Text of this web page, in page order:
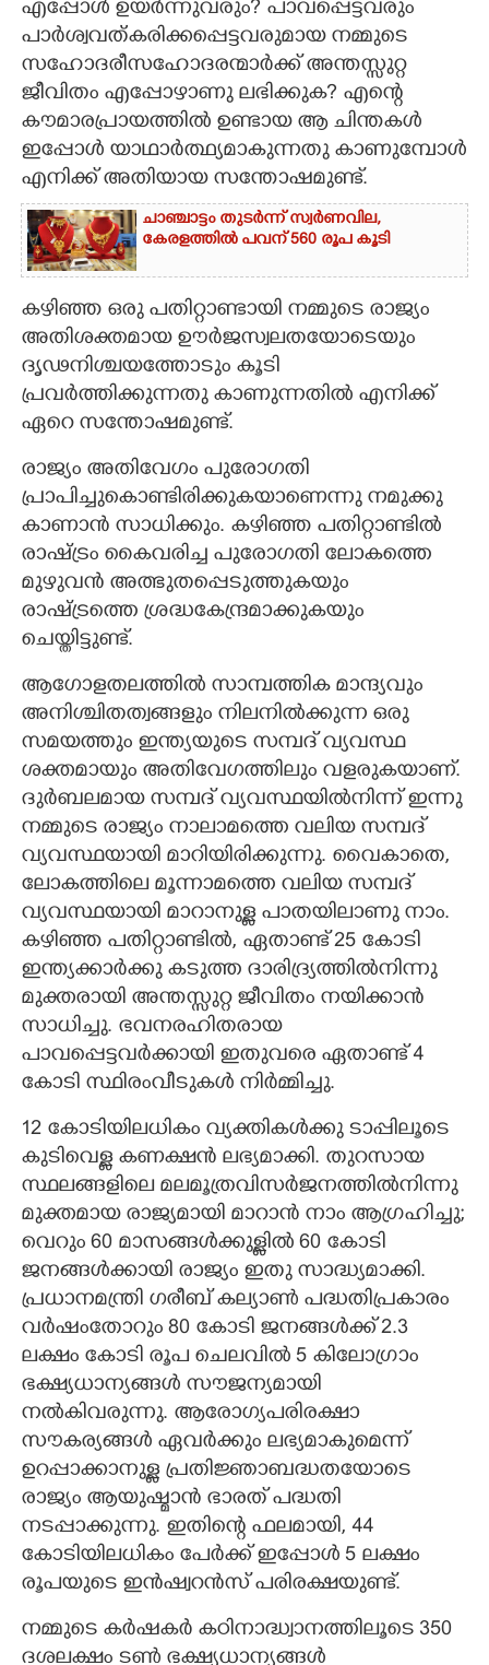
CONTACT US
എപ്പോൾ ഉയർന്നുവരും? പാവപ്പെട്ടവരും
പാർശ്വവത്കരിക്കപ്പെട്ടവരുമായ നമ്മുടെ
സഹോദരീസഹോദരന്മാർക്ക് അന്തസ്സുറ്റ
ജീവിതം എപ്പോഴാണു ലഭിക്കുക? എന്റെ
കൗമാരപ്രായത്തിൽ ഉണ്ടായ ആ ചിന്തകൾ
ഇപ്പോൾ യാഥാർത്ഥ്യമാകുന്നതു കാണുമ്പോൾ
എനിക്ക് അതിയായ സന്തോഷമുണ്ട്.
ചാഞ്ചാട്ടം തുടർന്ന് സ്വർണവില,
കേരളത്തിൽ പവന് 560 രൂപ കൂടി
കഴിഞ്ഞ ഒരു പതിറ്റാണ്ടായി നമ്മുടെ രാജ്യം
അതിശക്തമായ ഊർജസ്വലതയോടെയും
ദൃഢനിശ്ചയത്തോടും കൂടി
പ്രവർത്തിക്കുന്നതു കാണുന്നതിൽ എനിക്ക്
ഏറെ സന്തോഷമുണ്ട്.
രാജ്യം അതിവേഗം പുരോഗതി
പ്രാപിച്ചുകൊണ്ടിരിക്കുകയാണെന്നു നമുക്കു
കാണാൻ സാധിക്കും. കഴിഞ്ഞ പതിറ്റാണ്ടിൽ
രാഷ്ട്രം കൈവരിച്ച പുരോഗതി ലോകത്തെ
മുഴുവൻ അത്ഭുതപ്പെടുത്തുകയും
രാഷ്ട്രത്തെ ശ്രദ്ധകേന്ദ്രമാക്കുകയും
ചെയ്തിട്ടുണ്ട്.
ആഗോളതലത്തിൽ സാമ്പത്തിക മാന്ദ്യവും
അനിശ്ചിതത്വങ്ങളും നിലനിൽക്കുന്ന ഒരു
സമയത്തും ഇന്ത്യയുടെ സമ്പദ്‌‌ വ്യവസ്ഥ
ശക്തമായും അതിവേഗത്തിലും വളരുകയാണ്.
ദുർബലമായ സമ്പദ്‌ വ്യവസ്ഥയിൽനിന്ന് ഇന്നു
നമ്മുടെ രാജ്യം നാലാമത്തെ വലിയ സമ്പദ്‌
വ്യവസ്ഥയായി മാറിയിരിക്കുന്നു. വൈകാതെ,
ലോകത്തിലെ മൂന്നാമത്തെ വലിയ സമ്പദ്‌
വ്യവസ്ഥയായി മാറാനുള്ള പാതയിലാണു നാം.
കഴിഞ്ഞ പതിറ്റാണ്ടിൽ, ഏതാണ്ട് 25 കോടി
ഇന്ത്യക്കാർക്കു കടുത്ത ദാരിദ്ര്യത്തിൽനിന്നു
മുക്തരായി അന്തസ്സുറ്റ ജീവിതം നയിക്കാൻ
സാധിച്ചു. ഭവനരഹിതരായ
പാവപ്പെട്ടവർക്കായി ഇതുവരെ ഏതാണ്ട് 4
കോടി സ്ഥിരംവീടുകൾ നിർമ്മിച്ചു.
12 കോടിയിലധികം വ്യക്തികൾക്കു ടാപ്പിലൂടെ
കുടിവെള്ള കണക്ഷൻ ലഭ്യമാക്കി. തുറസായ
സ്ഥലങ്ങളിലെ മലമൂത്രവിസർജനത്തിൽനിന്നു
മുക്തമായ രാജ്യമായി മാറാൻ നാം ആഗ്രഹിച്ചു;
വെറും 60 മാസങ്ങൾക്കുള്ളിൽ 60 കോടി
ജനങ്ങൾക്കായി രാജ്യം ഇതു സാദ്ധ്യമാക്കി.
പ്രധാനമന്ത്രി ഗരീബ് കല്യാൺ പദ്ധതിപ്രകാരം
വർഷംതോറും 80 കോടി ജനങ്ങൾക്ക് 2.3
ലക്ഷം കോടി രൂപ ചെലവിൽ 5 കിലോഗ്രാം
ഭക്ഷ്യധാന്യങ്ങൾ സൗജന്യമായി
നൽകിവരുന്നു. ആരോഗ്യപരിരക്ഷാ
സൗകര്യങ്ങൾ ഏവർക്കും ലഭ്യമാകുമെന്ന്
ഉറപ്പാക്കാനുള്ള പ്രതിജ്ഞാബദ്ധതയോടെ
രാജ്യം ആയുഷ്മാൻ ഭാരത് പദ്ധതി
നടപ്പാക്കുന്നു. ഇതിന്റെ ഫലമായി, 44
കോടിയിലധികം പേർക്ക് ഇപ്പോൾ 5 ലക്ഷം
രൂപയുടെ ഇൻഷ്വറൻസ് പരിരക്ഷയുണ്ട്.
നമ്മുടെ കർഷകർ കഠിനാദ്ധ്വാനത്തിലൂടെ 350
ദശലക്ഷം ടൺ ഭക്ഷ്യധാന്യങ്ങൾ